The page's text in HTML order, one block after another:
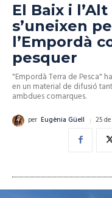
El Baix i
s’uneixen
l’Empordà
pesquer
"Empordà Terra de Pesca"
en un material de difusió
ambdues comarques.
per Eugènia Güell 25